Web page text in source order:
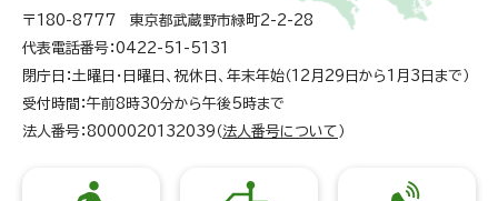
〒180-8777 東京都武蔵野市緑町2-2-28
代表電話番号：0422-51-5131
閉庁日：土曜日・日曜日、祝休日、年末年始（12月29日から1月3日まで）
受付時間：午前8時30分から午後5時まで
法人番号：8000020132039（ 法人番号について ）